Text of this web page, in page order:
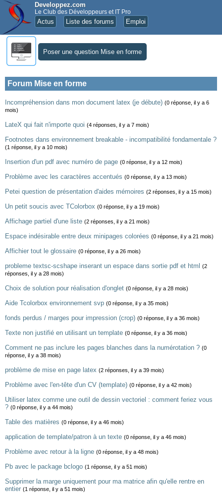
Developpez.com
Le Club des Développeurs et IT Pro
Actus Liste des forums Emploi
Poser une question Mise en forme
Forum Mise en forme
Incompréhension dans mon document latex (je débute) (0 réponse, il y a 6
mois)
LateX qui fait n'importe quoi (4 réponses, il y a 7 mois)
Footnotes dans environnement breakable - incompatibilité fondamentale ?
(1 réponse, il y a 10 mois)
Insertion d'un pdf avec numéro de page (0 réponse, il y a 12 mois)
Problème avec les caractères accentués (0 réponse, il y a 13 mois)
Petei question de présentation d'aides mémoires (2 réponses, il y a 15 mois)
Un petit soucis avec TColorbox (0 réponse, il y a 19 mois)
Affichage partiel d'une liste (2 réponses, il y a 21 mois)
Espace indésirable entre deux minipages colorées (0 réponse, il y a 21 mois)
Affichier tout le glossaire (0 réponse, il y a 26 mois)
probleme textsc-scshape inserant un espace dans sortie pdf et html
(2
réponses, il y a 28 mois)
Choix de solution pour réalisation d'onglet (0 réponse, il y a 28 mois)
Aide Tcolorbox environnement svp (0 réponse, il y a 35 mois)
fonds perdus / marges pour impression (crop) (0 réponse, il y a 36 mois)
Texte non justifié en utilisant un template (0 réponse, il y a 36 mois)
Comment ne pas inclure les pages blanches dans la numérotation ? (0
réponse, il y a 38 mois)
problème de mise en page latex (2 réponses, il y a 39 mois)
Problème avec l'en-tête d'un CV (template) (0 réponse, il y a 42 mois)
Utiliser latex comme une outil de dessin vectoriel : comment feriez vous
? (0 réponse, il y a 44 mois)
Table des matières (0 réponse, il y a 46 mois)
application de template/patron à un texte (0 réponse, il y a 46 mois)
Problème avec retour à la ligne (0 réponse, il y a 48 mois)
Pb avec le package bclogo (1 réponse, il y a 51 mois)
Supprimer la marge uniquement pour ma matrice afin qu'elle rentre en
entier (1 réponse, il y a 51 mois)